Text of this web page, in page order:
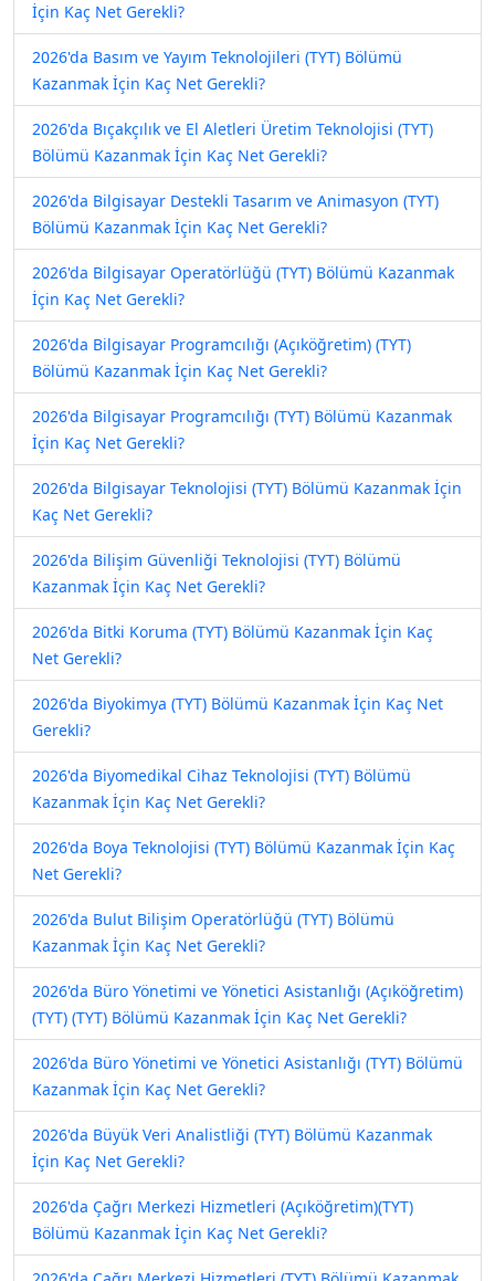
İçin Kaç Net Gerekli?
2026'da Basım ve Yayım Teknolojileri (TYT) Bölümü
Kazanmak İçin Kaç Net Gerekli?
2026'da Bıçakçılık ve El Aletleri Üretim Teknolojisi (TYT)
Bölümü Kazanmak İçin Kaç Net Gerekli?
2026'da Bilgisayar Destekli Tasarım ve Animasyon (TYT)
Bölümü Kazanmak İçin Kaç Net Gerekli?
2026'da Bilgisayar Operatörlüğü (TYT) Bölümü Kazanmak
İçin Kaç Net Gerekli?
2026'da Bilgisayar Programcılığı (Açıköğretim) (TYT)
Bölümü Kazanmak İçin Kaç Net Gerekli?
2026'da Bilgisayar Programcılığı (TYT) Bölümü Kazanmak
İçin Kaç Net Gerekli?
2026'da Bilgisayar Teknolojisi (TYT) Bölümü Kazanmak İçin
Kaç Net Gerekli?
2026'da Bilişim Güvenliği Teknolojisi (TYT) Bölümü
Kazanmak İçin Kaç Net Gerekli?
2026'da Bitki Koruma (TYT) Bölümü Kazanmak İçin Kaç
Net Gerekli?
2026'da Biyokimya (TYT) Bölümü Kazanmak İçin Kaç Net
Gerekli?
2026'da Biyomedikal Cihaz Teknolojisi (TYT) Bölümü
Kazanmak İçin Kaç Net Gerekli?
2026'da Boya Teknolojisi (TYT) Bölümü Kazanmak İçin Kaç
Net Gerekli?
2026'da Bulut Bilişim Operatörlüğü (TYT) Bölümü
Kazanmak İçin Kaç Net Gerekli?
2026'da Büro Yönetimi ve Yönetici Asistanlığı (Açıköğretim)
(TYT) (TYT) Bölümü Kazanmak İçin Kaç Net Gerekli?
2026'da Büro Yönetimi ve Yönetici Asistanlığı (TYT) Bölümü
Kazanmak İçin Kaç Net Gerekli?
2026'da Büyük Veri Analistliği (TYT) Bölümü Kazanmak
İçin Kaç Net Gerekli?
2026'da Çağrı Merkezi Hizmetleri (Açıköğretim)(TYT)
Bölümü Kazanmak İçin Kaç Net Gerekli?